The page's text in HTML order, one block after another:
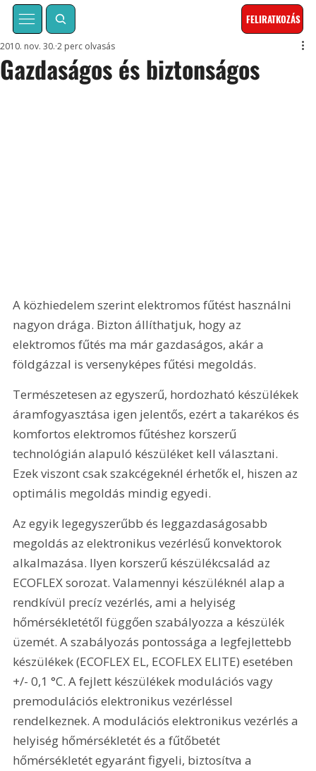
FELIRATKOZÁS
Gazdaságos és biztonságos
2010. nov. 30. 2 perc olvasás
A közhiedelem szerint elektromos fűtést használni
nagyon drága. Bizton állíthatjuk, hogy az
elektromos fűtés ma már gazdaságos, akár a
földgázzal is versenyképes fűtési megoldás.
Természetesen az egyszerű, hordozható készülékek
áramfogyasztása igen jelentős, ezért a takarékos és
komfortos elektromos fűtéshez korszerű
technológián alapuló készüléket kell választani.
Ezek viszont csak szakcégeknél érhetők el, hiszen az
optimális megoldás mindig egyedi.
Az egyik legegyszerűbb és leggazdaságosabb
megoldás az elektronikus vezérlésű konvektorok
alkalmazása. Ilyen korszerű készülékcsalád az
ECOFLEX sorozat. Valamennyi készüléknél alap a
rendkívül precíz vezérlés, ami a helyiség
hőmérsékletétől függően szabályozza a készülék
üzemét. A szabályozás pontossága a legfejlettebb
készülékek (ECOFLEX EL, ECOFLEX ELITE) esetében
+/- 0,1 °C. A fejlett készülékek modulációs vagy
premodulációs elektronikus vezérléssel
rendelkeznek. A modulációs elektronikus vezérlés a
helyiség hőmérsékletét és a fűtőbetét
hőmérsékletét egyaránt figyeli, biztosítva a